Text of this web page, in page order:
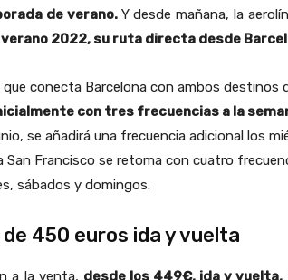
de verano. Y desde mañana, la
2022, su ruta directa desde
que conecta Barcelona con ambos destinos
con tres frecuencias a la
se añadirá una frecuencia adicional los
San Francisco se retoma con cuatro
sábados y domingos.
450 euros ida y vuelta
a la venta, desde los 449€, ida y vuelta,